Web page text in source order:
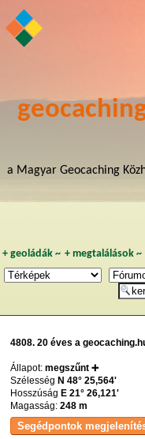
a Magyar Geocaching
+ geoládák~ +megtalálások ~
4808. 20 éves a
Állapot:megszűnt ➕
SzélességN 48° 25,564'
HosszúságE 21° 26,121'
Magasság:248 m